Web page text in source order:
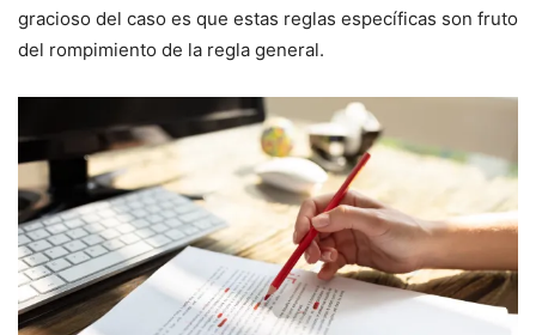
gracioso del caso es que estas reglas específicas son fruto
del rompimiento de la regla general.